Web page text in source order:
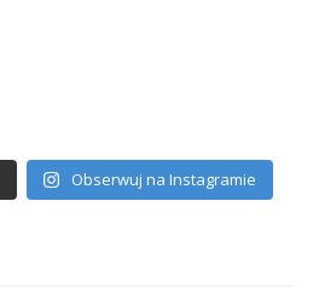
Obserwuj na Instagramie